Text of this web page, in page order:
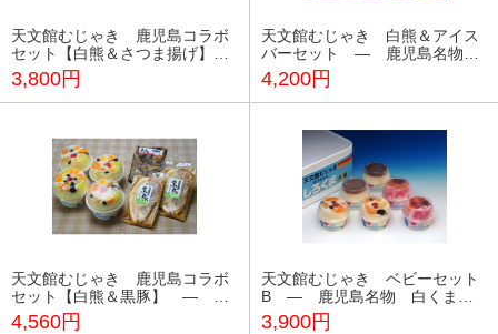
天文館むじゃき 鹿児島コラボ
セット【白熊＆さつま揚げ】
― 鹿児島名物 白くま《かき
氷》
3,800円
天文館むじゃき 白熊＆アイス
バーセット ― 鹿児島名物
白くま《かき氷》
4,200円
天文館むじゃき 鹿児島コラボ
セット【白熊＆黒豚】 ― 鹿
児島名物 白くま《かき氷》
4,560円
天文館むじゃき ベビーセット
B ― 鹿児島名物 白くま
《かき氷》
3,900円